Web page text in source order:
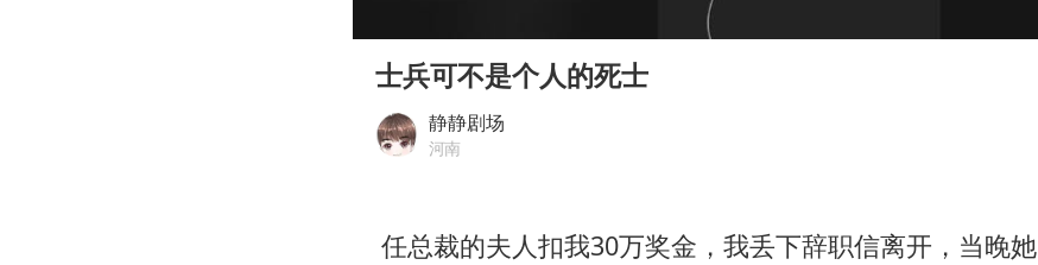
媒体：对美制裁中国的帮凶不必客气
如何把百年大党建设得更加坚强有力
余承东口误将24999元电脑报成2499
士兵可不是个人的死士
静静剧场
河南
任总裁的夫人扣我30万奖金，我丢下辞职信离开，当晚她